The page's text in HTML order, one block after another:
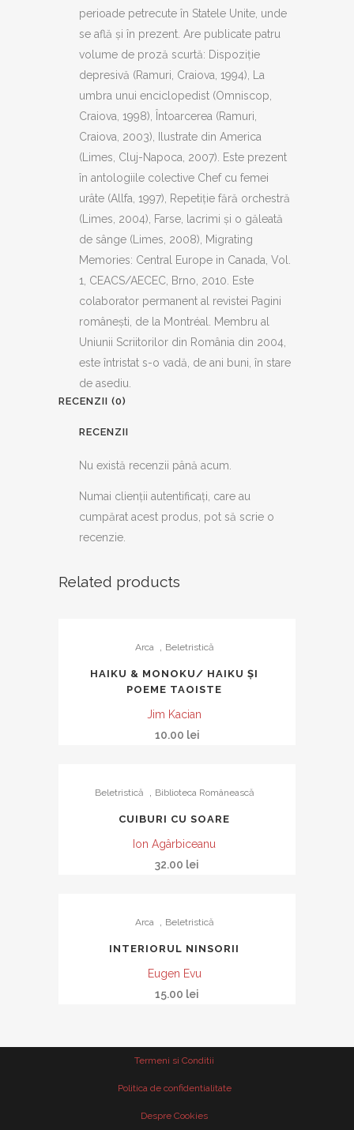
perioade petrecute în Statele Unite, unde
se află şi în prezent. Are publicate patru
volume de proză scurtă: Dispoziție
depresivă (Ramuri, Craiova, 1994), La
umbra unui enciclopedist (Omniscop,
Craiova, 1998), Întoarcerea (Ramuri,
Craiova, 2003), Ilustrate din America
(Limes, Cluj-Napoca, 2007). Este prezent
în antologiile colective Chef cu femei
urâte (Allfa, 1997), Repetiţie fără orchestră
(Limes, 2004), Farse, lacrimi şi o găleată
de sânge (Limes, 2008), Migrating
Memories: Central Europe in Canada, Vol.
1, CEACS/AECEC, Brno, 2010. Este
colaborator permanent al revistei Pagini
româneşti, de la Montréal. Membru al
Uniunii Scriitorilor din România din 2004,
este întristat s-o vadă, de ani buni, în stare
de asediu.
RECENZII (0)
RECENZII
Nu există recenzii până acum.
Numai clienții autentificați, care au
cumpărat acest produs, pot să scrie o
recenzie.
Related products
Arca Beletristică
HAIKU & MONOKU/ HAIKU ȘI
POEME TAOISTE
Jim Kacian
10.00 lei
Beletristică Biblioteca Românească
CUIBURI CU SOARE
Ion Agârbiceanu
32.00 lei
Arca Beletristică
INTERIORUL NINSORII
Eugen Evu
15.00 lei
Termeni si Conditii
Politica de confidentialitate
Despre Cookies